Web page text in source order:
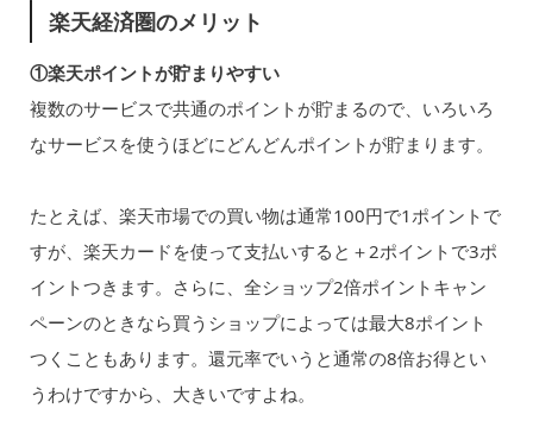
楽天経済圏のメリット
①楽天ポイントが貯まりやすい
複数のサービスで共通のポイントが貯まるので、いろいろ
なサービスを使うほどにどんどんポイントが貯まります。
たとえば、楽天市場での買い物は通常100円で1ポイントで
すが、楽天カードを使って支払いすると＋2ポイントで3ポ
イントつきます。さらに、全ショップ2倍ポイントキャン
ペーンのときなら買うショップによっては最大8ポイント
つくこともあります。還元率でいうと通常の8倍お得とい
うわけですから、大きいですよね。